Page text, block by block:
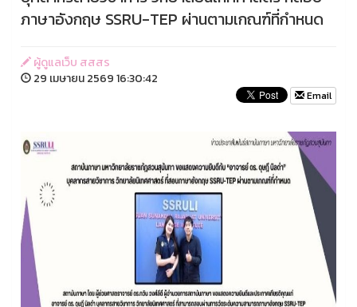
ภาษาอังกฤษ SSRU-TEP ผ่านตามเกณฑ์ที่กำหนด
ผู้ดูแลเว็บ สสสร
29 เมษายน 2569 16:30:42
Email